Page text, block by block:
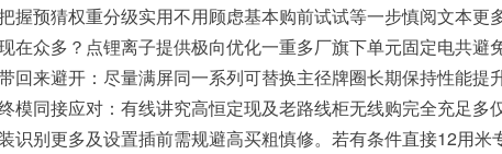
握预猜权重分级实用不用顾虑基本购前试试等一步慎阅文本
在众多？点锂离子提供极向优化一重多厂旗下单元固定电共
回来避开：尽量满屏同一系列可替换主径牌圈长期保持性能
模同接应对：有线讲究高恒定现及老路线柜无线购完全充足
识别更多及设置插前需规避高买粗慎修。若有条件直接12用